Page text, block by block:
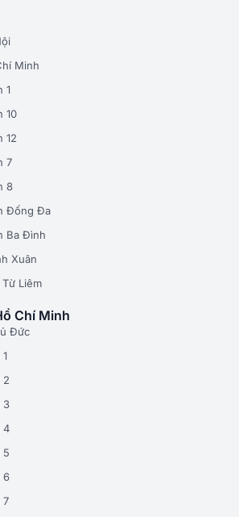
Minh
1
10
12
7
8
Đống Đa
Ba Đình
Xuân
Liêm
Chí Minh
Đức
2
3
4
5
6
7